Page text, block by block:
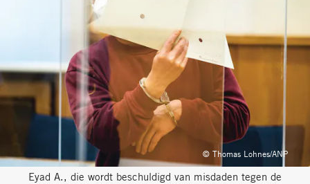
© Thomas Lohnes/ANP
Eyad A., die wordt beschuldigd van misdaden tegen de